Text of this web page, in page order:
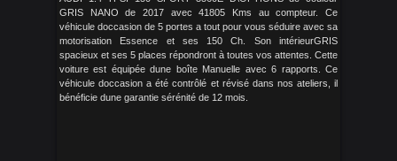
GRIS NANO de 2017 avec 41805 Kms au compteur. Ce
véhicule doccasion de 5 portes a tout pour vous séduire avec sa
motorisation Essence et ses 150 Ch. Son intérieurGRIS
spacieux et ses 5 places répondront à toutes vos attentes. Cette
voiture est équipée dune boîte Manuelle avec 6 rapports. Ce
véhicule doccasion a été contrôlé et révisé dans nos ateliers, il
bénéficie dune garantie sérénité de 12 mois.